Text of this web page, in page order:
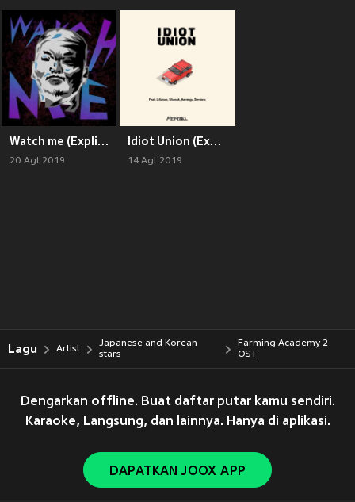
Watch me (Explicit)
20 Agt 2019
Idiot Union (Explicit)
14 Agt 2019
Lagu Artist
Japanese and Korean
stars
Farming Academy 2
OST
Dengarkan offline. Buat daftar putar kamu sendiri.
Karaoke, Langsung, dan lainnya. Hanya di aplikasi.
DAPATKAN JOOX APP